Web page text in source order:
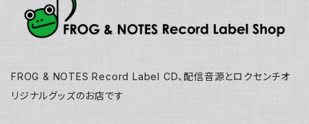
FROG & NOTES Record Label CD、配信音源とロクセンチオ
リジナルグッズのお店です